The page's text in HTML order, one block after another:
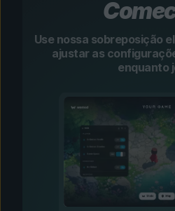
Use nossa sobreposição
ajustar as
enquanto